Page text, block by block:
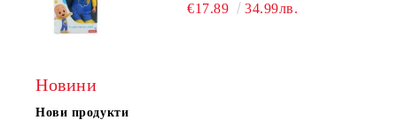
€17.89 34.99лв.
Новини
Нови продукти